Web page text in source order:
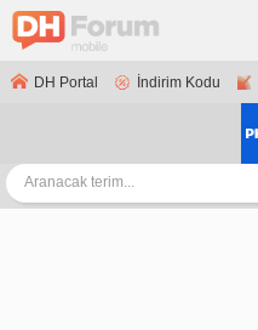
DH Portal İndirim Kodu